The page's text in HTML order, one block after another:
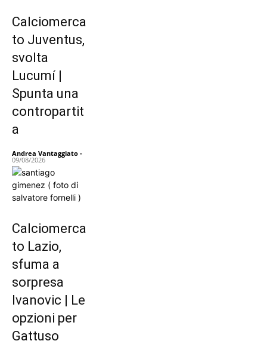
Calciomerca
to Juventus,
svolta
Lucumí |
Spunta una
contropartit
a
Andrea Vantaggiato -
09/08/2026
Calciomerca
to Lazio,
sfuma a
sorpresa
Ivanovic | Le
opzioni per
Gattuso